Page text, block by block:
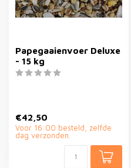
Papegaaienvoer Deluxe
- 15 kg
€42,50
Voor 16:00 besteld, zelfde
dag verzonden.